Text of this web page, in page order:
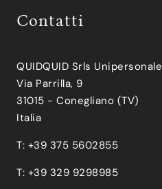
Contatti
QUIDQUID Srls Unipersonale
Via Parrilla, 9
31015 - Conegliano (TV)
Italia
T: +39 375 5602855
T: +39 329 9298985